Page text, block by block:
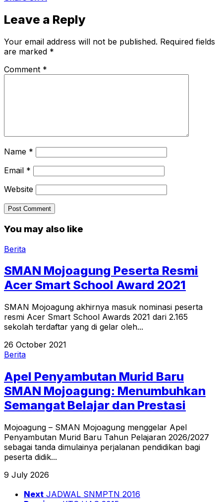
Leave a Reply
Your email address will not be published. Required fields
are marked *
Comment *
Name *
Email *
Website
You may also like
Berita
SMAN Mojoagung Peserta Resmi
Acer Smart School Award 2021
SMAN Mojoagung akhirnya masuk nominasi peserta
resmi Acer Smart School Awards 2021 dari 2.165
sekolah terdaftar yang di gelar oleh...
26 October 2021
Berita
Apel Penyambutan Murid Baru
SMAN Mojoagung: Menumbuhkan
Semangat Belajar dan Prestasi
Mojoagung – SMAN Mojoagung menggelar Apel
Penyambutan Murid Baru Tahun Pelajaran 2026/2027
sebagai tanda dimulainya perjalanan pendidikan bagi
peserta didik...
9 July 2026
Next JADWAL SNMPTN 2016